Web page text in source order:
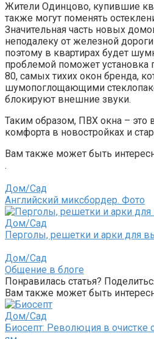
Жители Одинцово, купившие
также могут поменять
Значительная часть новых
неподалеку от железной
поэтому в квартирах будет
проблемой поможет установка
80, самых тихих окон бренда,
шумопоглощающими
блокируют внешние звуки.
Таким образом, ПВХ окна –
комфорта в новостройках и
Вам также может быть
.
Дом/Сад
Английский миксбордер. Фото
Дом/Сад
Перголы, решетки и арки для
Дом/Сад
Общение в блоге
Понравилась статья?
Вам также может быть
Дом/Сад
Биосепт: Революция в очистке